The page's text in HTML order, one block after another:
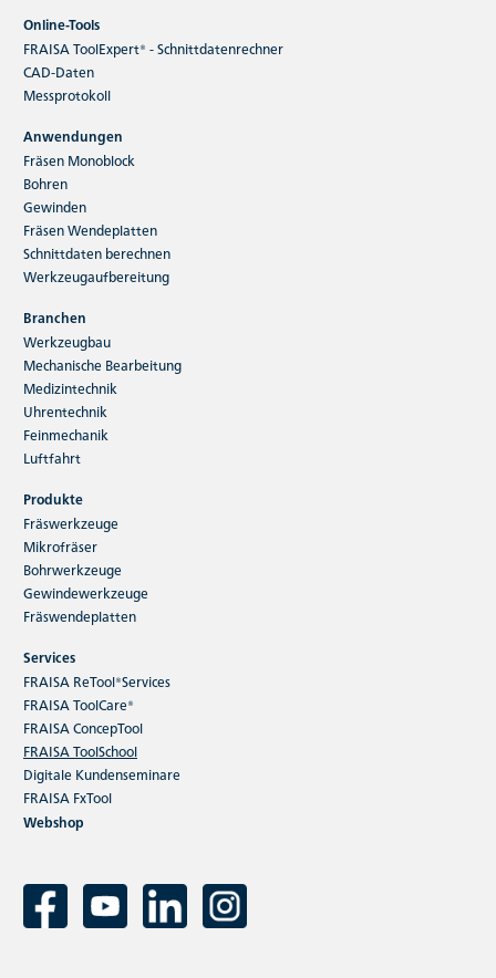
Online-Tools
FRAISA ToolExpert® - Schnittdatenrechner
CAD-Daten
Messprotokoll
Anwendungen
Fräsen Monoblock
Bohren
Gewinden
Fräsen Wendeplatten
Schnittdaten berechnen
Werkzeugaufbereitung
Branchen
Werkzeugbau
Mechanische Bearbeitung
Medizintechnik
Uhrentechnik
Feinmechanik
Luftfahrt
Produkte
Fräswerkzeuge
Mikrofräser
Bohrwerkzeuge
Gewindewerkzeuge
Fräswendeplatten
Services
FRAISA ReTool®Services
FRAISA ToolCare®
FRAISA ConcepTool
FRAISA ToolSchool
Digitale Kundenseminare
FRAISA FxTool
Webshop